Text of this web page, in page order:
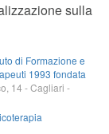
sulla
di Formazione e
1993 fondata
14 - Cagliari -